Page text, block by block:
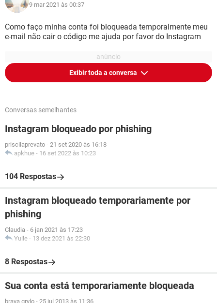
9 mar 2021 às 00:37
Como faço minha conta foi bloqueada temporalmente meu
e-mail não cair o código me ajuda por favor do Instagram
Exibir toda a conversa
Conversas semelhantes
Instagram bloqueado por phishing
priscilaprevato - 21 set 2020 às 16:18
apkhue - 16 set 2022 às 10:23
104 Respostas
Instagram bloqueado temporariamente por
phishing
Claudia - 6 jan 2021 às 17:23
Yulle - 13 dez 2021 às 22:30
8 Respostas
Sua conta está temporariamente bloqueada
braya grylo - 25 jul 2013 às 11:36